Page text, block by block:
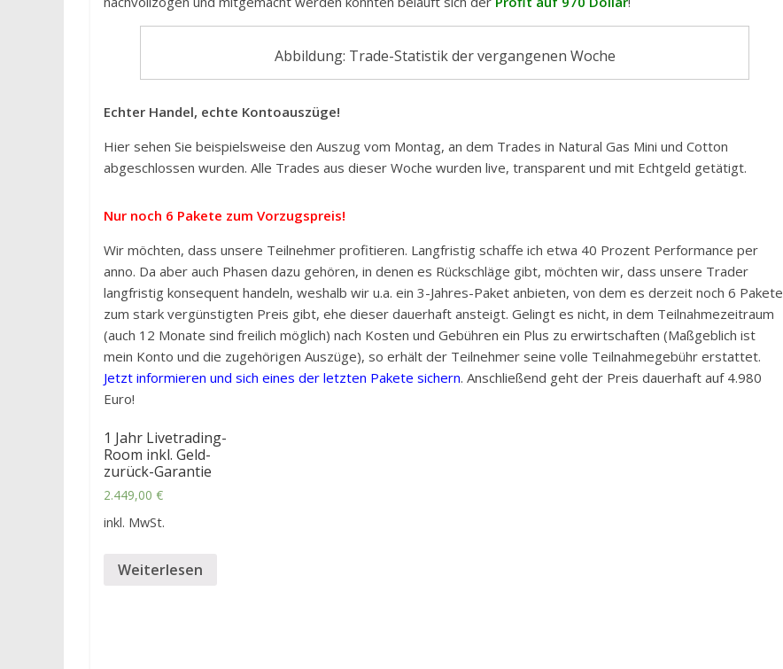
Abbildung: Trade-Statistik der vergangenen Woche
Echter Handel, echte Kontoauszüge!
Hier sehen Sie beispielsweise den Auszug vom Montag, an dem Trades in Natural Gas Mini und Cotton
abgeschlossen wurden. Alle Trades aus dieser Woche wurden live, transparent und mit Echtgeld getätigt.
Nur noch 6 Pakete zum Vorzugspreis!
Wir möchten, dass unsere Teilnehmer profitieren. Langfristig schaffe ich etwa 40 Prozent Performance per
anno. Da aber auch Phasen dazu gehören, in denen es Rückschläge gibt, möchten wir, dass unsere Trader
langfristig konsequent handeln, weshalb wir u.a. ein 3-Jahres-Paket anbieten, von dem es derzeit noch 6 Pakete
zum stark vergünstigten Preis gibt, ehe dieser dauerhaft ansteigt. Gelingt es nicht, in dem Teilnahmezeitraum
(auch 12 Monate sind freilich möglich) nach Kosten und Gebühren ein Plus zu erwirtschaften (Maßgeblich ist
mein Konto und die zugehörigen Auszüge), so erhält der Teilnehmer seine volle Teilnahmegebühr erstattet.
Jetzt informieren und sich eines der letzten Pakete sichern. Anschließend geht der Preis dauerhaft auf 4.980
Euro!
1 Jahr Livetrading-
Room inkl. Geld-
zurück-Garantie
2.449,00 €
inkl. MwSt.
Weiterlesen